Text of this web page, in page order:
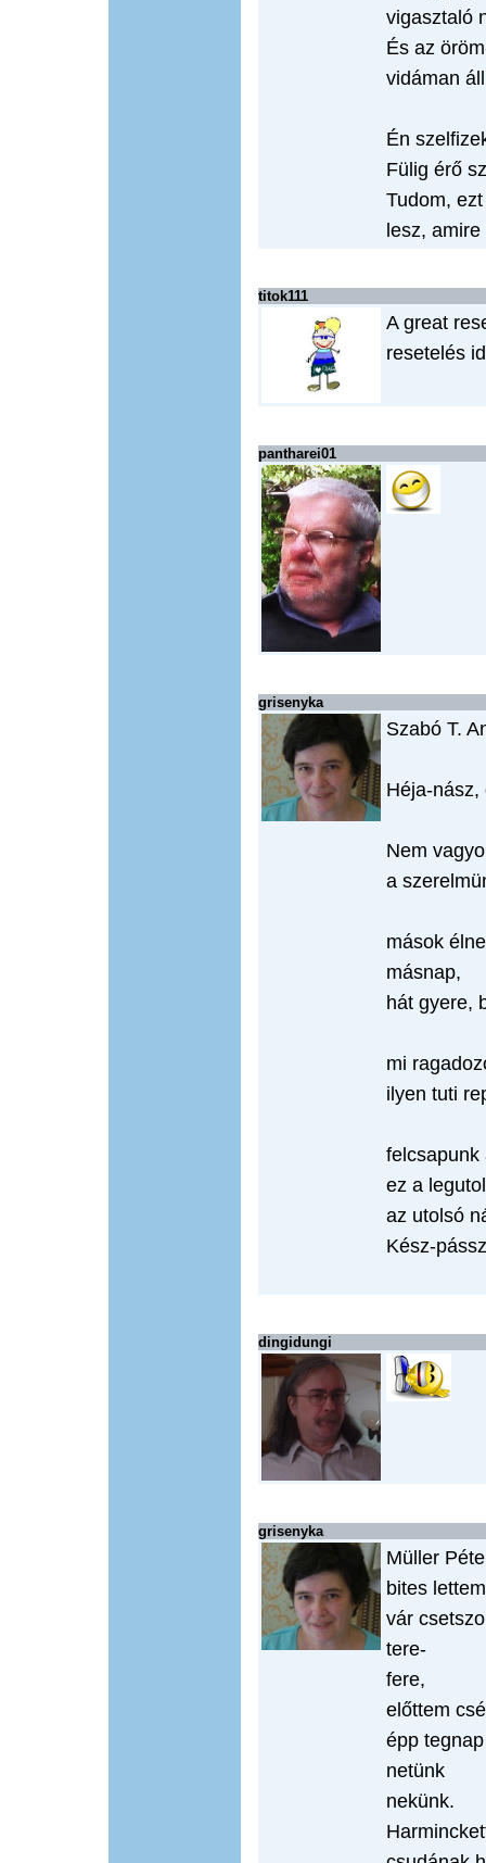
vigasztaló
És az
vidáman
Én
Fülig érő
Tudom,
lesz,
titok111
A great
resetelés
pantharei01
grisenyka
Szabó T.
Héja-nász,
Nem
a
mások
másnap,
hát gyere,
mi
ilyen tuti
felcsapunk
ez a
az utolsó
Kész-
dingidungi
grisenyka
Müller
bites
vár
tere-
fere,
előttem
épp
netünk
nekünk.